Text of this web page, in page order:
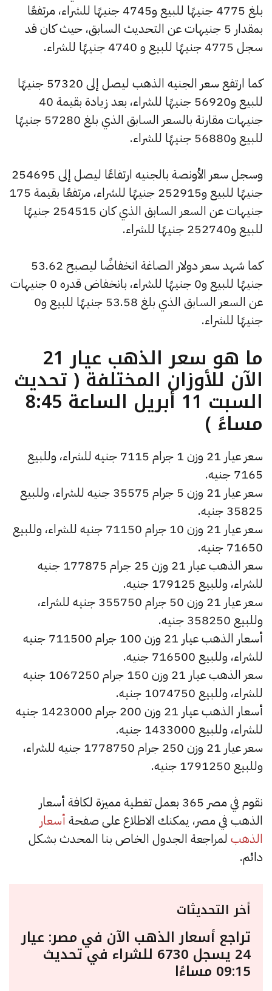
بلغ 4775 جنيهًا للبيع و4745 جنيهًا للشراء، مرتفعًا
بمقدار 5 جنيهات عن التحديث السابق، حيث كان قد
سجل 4775 جنيهًا للبيع و 4740 جنيهًا للشراء.
كما ارتفع سعر الجنيه الذهب ليصل إلى 57320 جنيهًا
للبيع و56920 جنيهًا للشراء، بعد زيادة بقيمة 40
جنيهات مقارنة بالسعر السابق الذي بلغ 57280 جنيهًا
للبيع و56880 جنيهًا للشراء.
وسجل سعر الأونصة بالجنيه ارتفاعًا ليصل إلى 254695
جنيهًا للبيع و252915 جنيهًا للشراء، مرتفعًا بقيمة 175
جنيهات عن السعر السابق الذي كان 254515 جنيهًا
للبيع و252740 جنيهًا للشراء.
كما شهد سعر دولار الصاغة انخفاضًا ليصبح 53.62
جنيهًا للبيع و0 جنيهًا للشراء، بانخفاض قدره 0 جنيهات
عن السعر السابق الذي بلغ 53.58 جنيهًا للبيع و0
جنيهًا للشراء.
ما هو سعر الذهب عيار 21
الآن للأوزان المختلفة ( تحديث
السبت 11 أبريل الساعة 8:45
مساءً )
سعر عيار 21 وزن 1 جرام 7115 جنيه للشراء، وللبيع
7165 جنيه.
سعر عيار 21 وزن 5 جرام 35575 جنيه للشراء، وللبيع
35825 جنيه.
سعر عيار 21 وزن 10 جرام 71150 جنيه للشراء، وللبيع
71650 جنيه.
سعر الذهب عيار 21 وزن 25 جرام 177875 جنيه
للشراء، وللبيع 179125 جنيه.
سعر عيار 21 وزن 50 جرام 355750 جنيه للشراء،
وللبيع 358250 جنيه.
أسعار الذهب عيار 21 وزن 100 جرام 711500 جنيه
للشراء، وللبيع 716500 جنيه.
سعر الذهب عيار 21 وزن 150 جرام 1067250 جنيه
للشراء، وللبيع 1074750 جنيه.
أسعار الذهب عيار 21 وزن 200 جرام 1423000 جنيه
للشراء، وللبيع 1433000 جنيه.
سعر عيار 21 وزن 250 جرام 1778750 جنيه للشراء،
وللبيع 1791250 جنيه.
نقوم في مصر 365 بعمل تغطية مميزة لكافة أسعار
الذهب في مصر، يمكنك الاطلاع على صفحة أسعار
الذهب لمراجعة الجدول الخاص بنا المحدث بشكل
دائم.
أخر التحديثات
تراجع أسعار الذهب الآن في مصر: عيار
24 يسجل 6730 للشراء في تحديث
09:15 مساءًا